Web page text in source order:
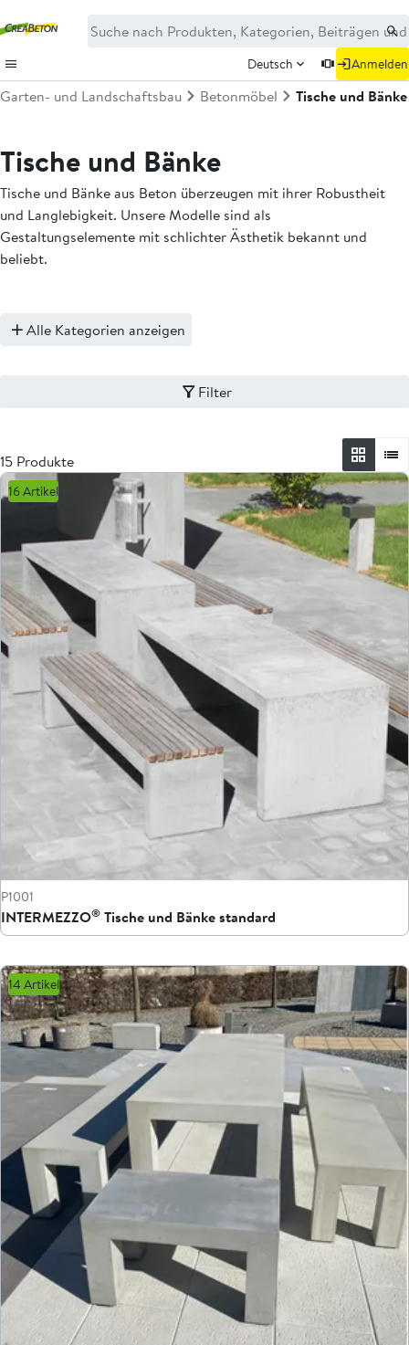
Deutsch Anmelden
Garten- und Landschaftsbau Betonmöbel Tische und Bänke
Tische und Bänke
Tische und Bänke aus Beton überzeugen mit ihrer Robustheit
und Langlebigkeit. Unsere Modelle sind als
Gestaltungselemente mit schlichter Ästhetik bekannt und
beliebt.
Alle Kategorien anzeigen
Filter
15 Produkte
16 Artikel
P1001
INTERMEZZO® Tische und Bänke standard
14 Artikel